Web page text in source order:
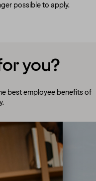
possible to apply.
you?
best employee benefits of